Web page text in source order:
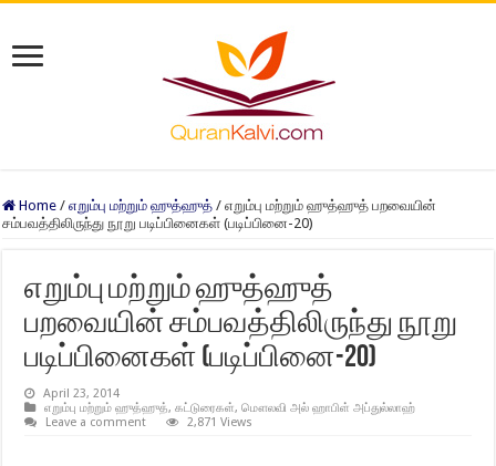
Home / எறும்பு மற்றும் ஹுத்ஹுத் / எறும்பு மற்றும் ஹுத்ஹுத் பறவையின்
சம்பவத்திலிருந்து நூறு படிப்பினைகள் (படிப்பினை-20)
எறும்பு மற்றும் ஹுத்ஹுத்
பறவையின் சம்பவத்திலிருந்து நூறு
படிப்பினைகள் (படிப்பினை-20)
April 23, 2014
எறும்பு மற்றும் ஹுத்ஹுத்,கட்டுரைகள்,மௌலவி அல் ஹாபிள் அப்துல்லாஹ்
Leave a comment
2,871 Views